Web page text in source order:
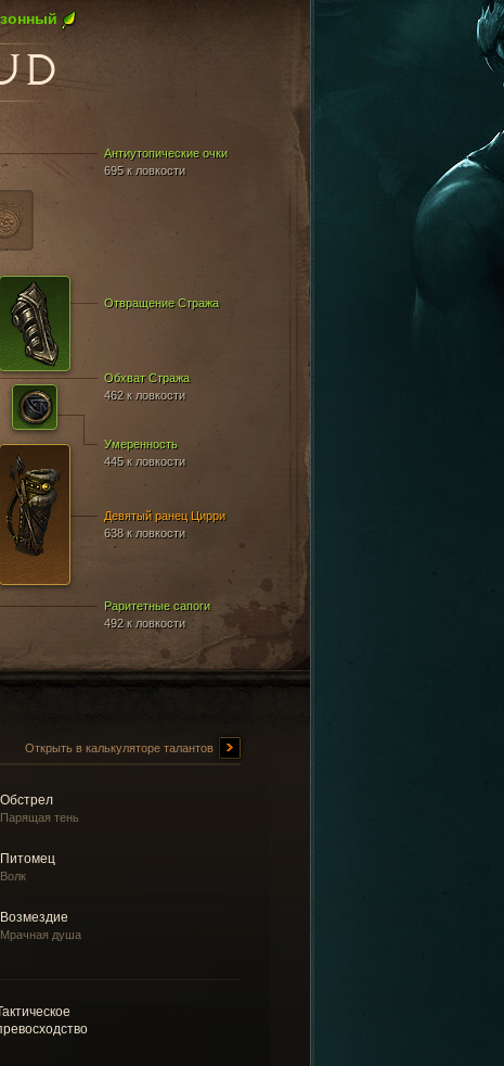
Антиутопические очки
695 к ловкости
Раритетные сапоги
492 к ловкости
Отвращение Стража
Девятый ранец Цирри
638 к ловкости
Обхват Стража
462 к ловкости
Умеренность
445 к ловкости
Открыть в калькуляторе талантов
Обстрел
Парящая тень
Питомец
Волк
Возмездие
Мрачная душа